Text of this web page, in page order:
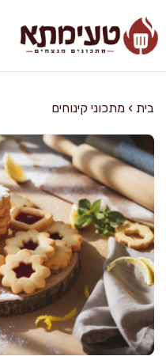
לתוכן
בית › מתכוני קינוחים